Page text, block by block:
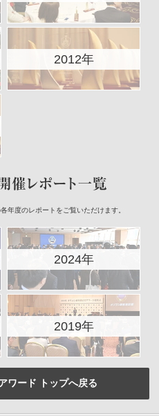
2012年
年度のレポートをご覧いただけます。
2024年
2019年
ワード トップへ戻る